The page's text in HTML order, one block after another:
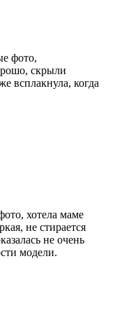
фото,
скрыли
всплакнула, когда
хотела маме
не стирается
не очень
модели.